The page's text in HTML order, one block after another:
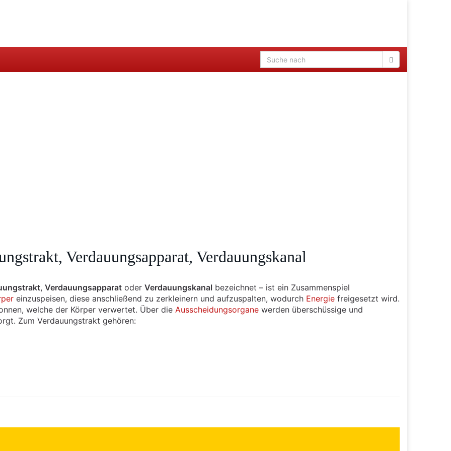
Verdauungsapparat, Verdauungskanal
, Verdauungsapparat oder Verdauungskanal bezeichnet – ist ein Zusammenspiel
einzuspeisen, diese anschließend zu zerkleinern und aufzuspalten, wodurch Energie freigesetzt wird.
welche der Körper verwertet. Über die Ausscheidungsorgane werden überschüssige und
Zum Verdauungstrakt gehören: